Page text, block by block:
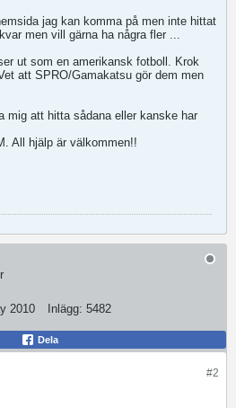
jag kan komma på men inte hittat
men vill gärna ha några fler ...
ut som en amerikansk fotboll. Krok
att SPRO/Gamakatsu gör dem men
mig att hitta sådana eller kanske har
All hjälp är välkommen!!
2010 Inlägg: 5482
Dela
#2